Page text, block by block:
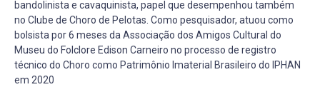
bandolinista e cavaquinista, papel que desempenhou também
no Clube de Choro de Pelotas. Como pesquisador, atuou como
bolsista por 6 meses da Associação dos Amigos Cultural do
Museu do Folclore Edison Carneiro no processo de registro
técnico do Choro como Patrimônio Imaterial Brasileiro do IPHAN
em 2020